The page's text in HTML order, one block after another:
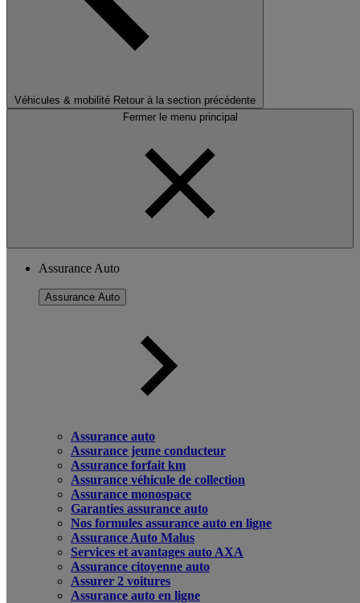
Véhicules & mobilité Retour à la section précédente
Fermer le menu principal
Assurance Auto
Assurance Auto
Assurance auto
Assurance jeune conducteur
Assurance forfait km
Assurance véhicule de collection
Assurance monospace
Garanties assurance auto
Nos formules assurance auto en ligne
Assurance Auto Malus
Services et avantages auto AXA
Assurance citoyenne auto
Assurer 2 voitures
Assurance auto en ligne